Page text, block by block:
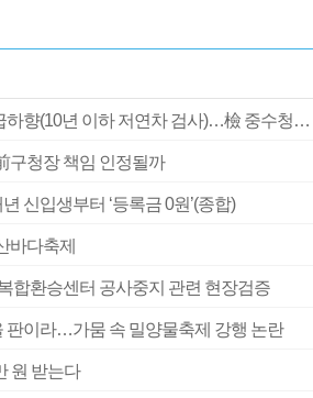
검사 신분 버리고 직급하향(10년 이하 저연차 검사)…檢 중수청행 기피
구청장 책임 인정될까
신입생부터 ‘등록금 0원’(종합)
바다축제
합환승센터 공사중지 관련 현장검증
판이라…가뭄 속 밀양물축제 강행 논란
원 받는다